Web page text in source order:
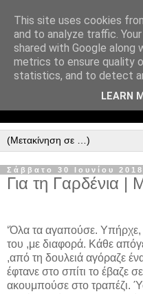
Σάββατο 30 Ιουνίου 2018
Για τη Γαρδένια |
‘Όλα τα αγαπούσε.
του ,με διαφορά. Κάθε
,από τη δουλειά αγόραζε
έφτανε στο σπίτι το έβαζε
ακουμπούσε στο τραπέζι.
This site uses cookies
and to analyze traffic.
shared with Google along
metrics to ensure quality
statistics, and to detect
LEARN